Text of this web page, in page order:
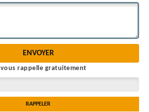
vous rappelle gratuitement